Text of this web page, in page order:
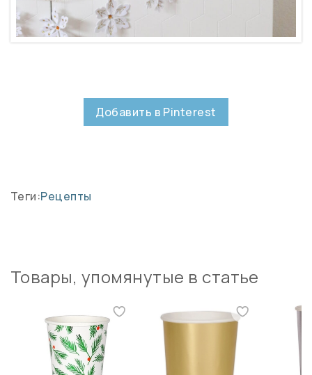
Добавить в Pinterest
Теги:Рецепты
Товары, упомянутые в статье